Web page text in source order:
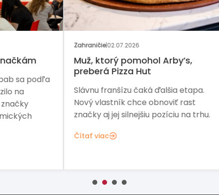
02.07.2026
Muž, ktorý pomohol Arby’s,
preberá Pizza Hut
Slávnu franšízu čaká ďalšia etapa.
Nový vlastník chce obnoviť rast
značky aj jej silnejšiu pozíciu na trhu.